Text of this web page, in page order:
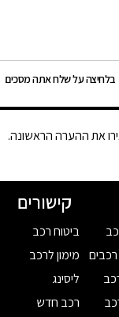
בלחיצה על שלח אתה מסכים
את ההערה הראשונה.
קישורים
ביטוח רכב
מימון לרכב
ליסינג
רכב חדש